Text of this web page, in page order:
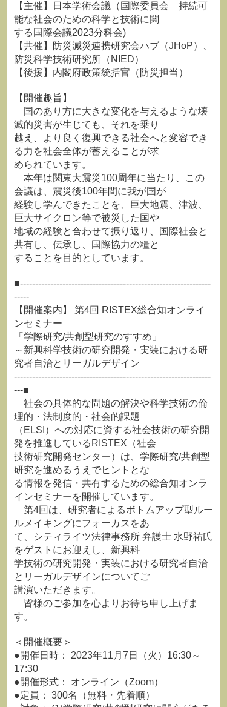
【主催】日本学術会議（国際委員会 持続可
能な社会のための科学と技術に関
する国際会議2023分科会)
【共催】防災減災連携研究会ハブ（JHoP）、
防災科学技術研究所（NIED）
【後援】内閣府政策統括官（防災担当）
【開催趣旨】
国のあり方に大きな変化を与えるような壊
滅的災害が生じても、それを乗り
越え、より良く復興できる社会へと変容でき
る力を社会全体が蓄えることが求
められています。
本年は関東大震災100周年に当たり、この
会議は、震災後100年間に我が国が
経験し学んできたことを、巨大地震、津波、
巨大サイクロン等で被災した国や
地域の経験と合わせて振り返り、国際社会と
共有し、伝承し、国際協力の糧と
することを目的としています。
■---------------------------------------------------------------
-----
【開催案内】 第4回 RISTEX総合知オンライ
ンセミナー
「学際研究/共創型研究のすすめ」
～新興科学技術の研究開発・実装における研
究者自治とリーガルデザイン
-----------------------------------------------------------------
---■
社会の具体的な問題の解決や科学技術の倫
理的・法制度的・社会的課題
（ELSI）への対応に資する社会技術の研究開
発を推進しているRISTEX（社会
技術研究開発センター）は、学際研究/共創型
研究を進めるうえでヒントとな
る情報を発信・共有するための総合知オンラ
インセミナーを開催しています。
第4回は、研究者によるボトムアップ型ルー
ルメイキングにフォーカスをあ
て、シティライツ法律事務所 弁護士 水野祐氏
をゲストにお迎えし、新興科
学技術の研究開発・実装における研究者自治
とリーガルデザインについてご
講演いただきます。
皆様のご参加を心よりお待ち申し上げま
す。
＜開催概要＞
●開催日時： 2023年11月7日（火）16:30～
17:30
●開催形式： オンライン（Zoom）
●定員： 300名（無料・先着順）